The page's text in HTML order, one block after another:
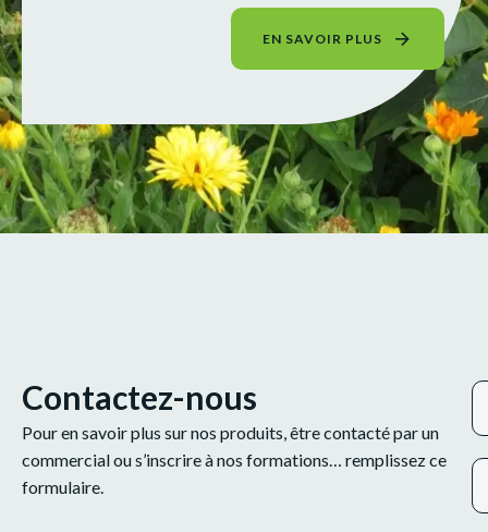
EN SAVOIR PLUS
Contactez-nous
Pour en savoir plus sur nos produits, être contacté par un
commercial ou s’inscrire à nos formations… remplissez ce
formulaire.